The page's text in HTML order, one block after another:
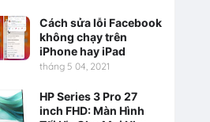
Cách sửa lỗi Facebook
không chạy trên
iPhone hay iPad
tháng 5 04, 2021
HP Series 3 Pro 27
inch FHD: Màn Hình